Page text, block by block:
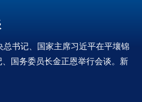
书记、国家主席习近平在平壤锦
国务委员长金正恩举行会谈。新